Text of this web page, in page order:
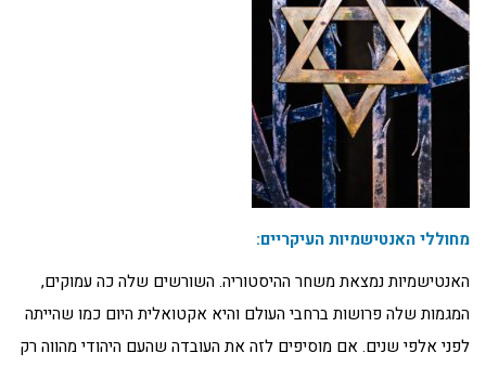
מחוללי האנטישמיות העיקריים:
האנטישמיות נמצאת משחר ההיסטוריה. השורשים שלה כה עמוקים,
המגמות שלה פרושות ברחבי העולם והיא אקטואלית היום כמו שהייתה
לפני אלפי שנים. אם מוסיפים לזה את העובדה שהעם היהודי מהווה רק